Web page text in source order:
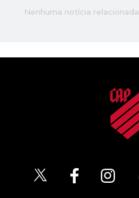
Nenhuma notícia relacionada